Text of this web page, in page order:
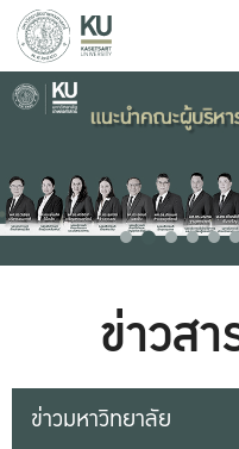
ข่าวส
ข่าวมหาวิทยาลัย